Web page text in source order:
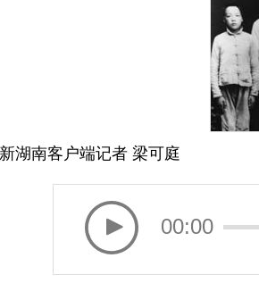
湖南客户端记者 梁可庭
00:00